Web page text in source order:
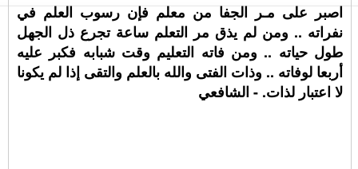
اصبر على مـر الجفا من معلم فإن رسوب العلم في
نفراته .. ومن لم يذق مر التعلم ساعة تجرع ذل الجهل
طول حياته .. ومن فاته التعليم وقت شبابه فكبر عليه
أربعا لوفاته .. وذات الفتى والله بالعلم والتقى إذا لم يكونا
لا اعتبار لذات. - الشافعي